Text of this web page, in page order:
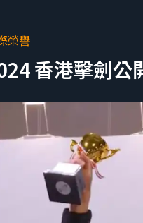
榮譽
香港擊劍公